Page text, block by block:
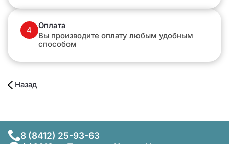
4
Оплата
Вы производите оплату любым удобным
способом
Назад
8 (8412) 25-93-63